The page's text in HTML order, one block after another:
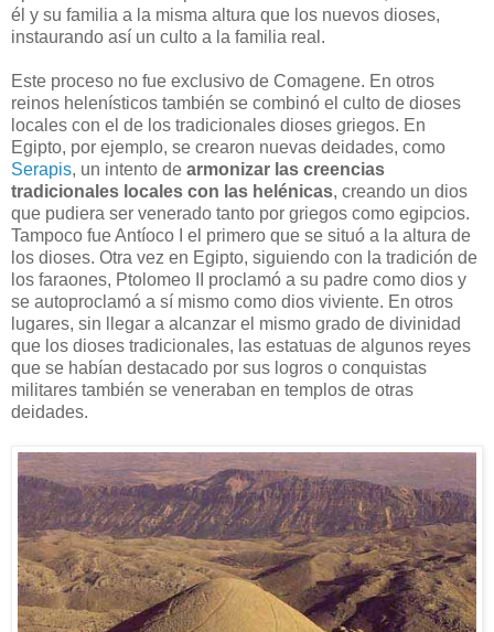
él y su familia a la misma altura que los nuevos dioses,
instaurando así un culto a la familia real.
Este proceso no fue exclusivo de Comagene. En otros
reinos helenísticos también se combinó el culto de dioses
locales con el de los tradicionales dioses griegos. En
Egipto, por ejemplo, se crearon nuevas deidades, como
Serapis, un intento de armonizar las creencias
tradicionales locales con las helénicas, creando un dios
que pudiera ser venerado tanto por griegos como egipcios.
Tampoco fue Antíoco I el primero que se situó a la altura de
los dioses. Otra vez en Egipto, siguiendo con la tradición de
los faraones, Ptolomeo II proclamó a su padre como dios y
se autoproclamó a sí mismo como dios viviente. En otros
lugares, sin llegar a alcanzar el mismo grado de divinidad
que los dioses tradicionales, las estatuas de algunos reyes
que se habían destacado por sus logros o conquistas
militares también se veneraban en templos de otras
deidades.